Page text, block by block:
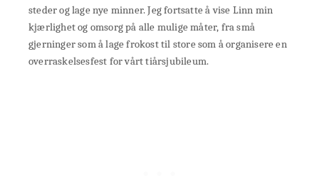
steder og lage nye minner. Jeg fortsatte å vise Linn min
kjærlighet og omsorg på alle mulige måter, fra små
gjerninger som å lage frokost til store som å organisere en
overraskelsesfest for vårt tiårsjubileum.